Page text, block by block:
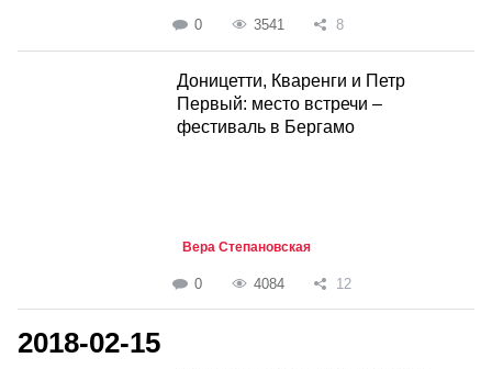
0 3541 8
Доницетти, Кваренги и Петр
Первый: место встречи –
фестиваль в Бергамо
Вера Степановская
0 4084 12
2018-02-15